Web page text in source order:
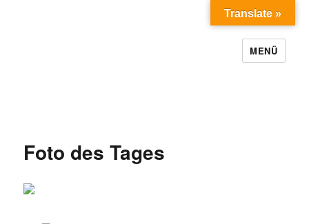
MENÜ
Foto des Tages
Translate »